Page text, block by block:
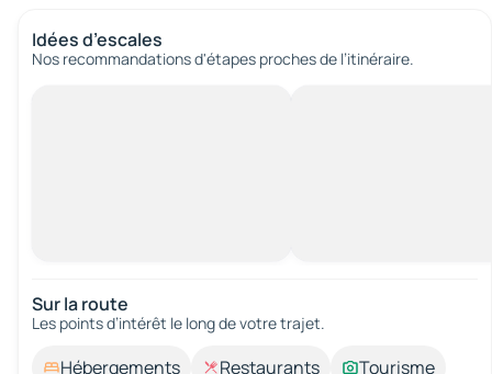
Idées d’escales
Nos recommandations d'étapes proches de l’itinéraire.
Sur la route
Les points d’intérêt le long de votre trajet.
Hébergements Restaurants
Tourisme